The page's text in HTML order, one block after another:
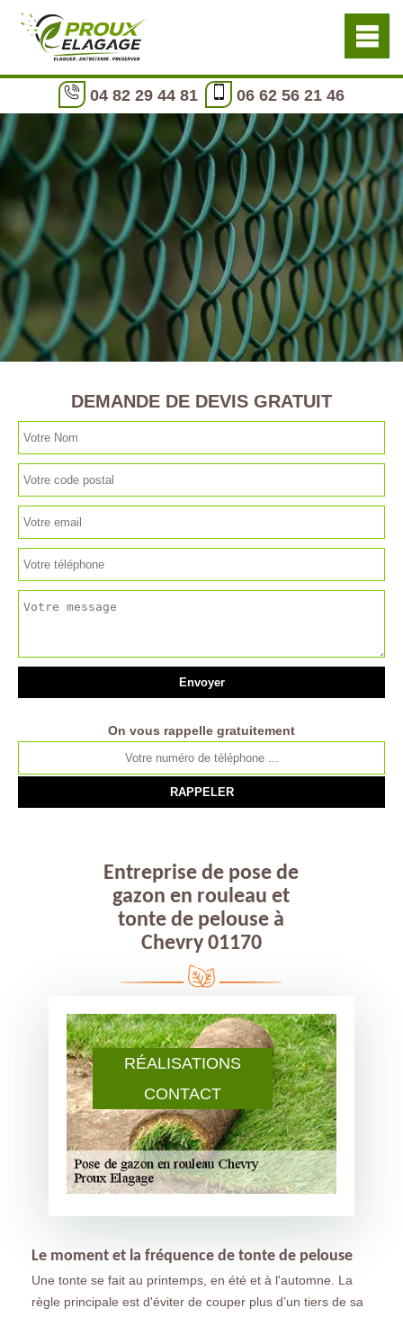
04 82 29 44 81 06 62 56 21 46
RÉALISATIONS
CONTACT
DEMANDE DE DEVIS GRATUIT
On vous rappelle gratuitement
Entreprise de pose de
gazon en rouleau et
tonte de pelouse à
Chevry 01170
Le moment et la fréquence de tonte de pelouse
Une tonte se fait au printemps, en été et à l'automne. La
règle principale est d'éviter de couper plus d’un tiers de sa